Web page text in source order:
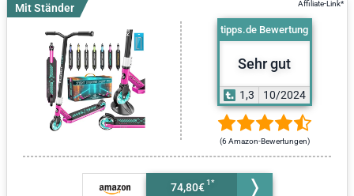
Mit Ständer
74,80€
tipps.de Bewertung
Sehr gut
1,3 10/2024
(6 Amazon-Bewertungen)